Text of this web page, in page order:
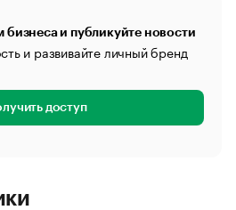
бизнеса и публикуйте новости
и развивайте личный бренд
доступ